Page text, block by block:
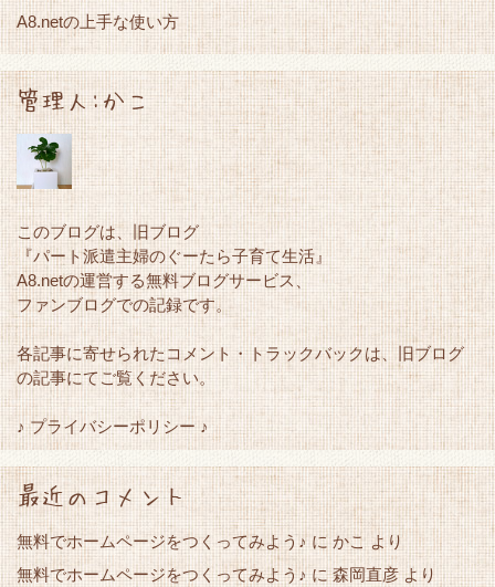
A8.netの上手な使い方
管理人:かこ
このブログは、旧ブログ
『パート派遣主婦のぐーたら子育て生活』
A8.netの運営する無料ブログサービス、
ファンブログでの記録です。
各記事に寄せられたコメント・トラックバックは、旧ブログ
の記事にてご覧ください。
♪ プライバシーポリシー ♪
最近のコメント
無料でホームページをつくってみよう♪ に かこより
無料でホームページをつくってみよう♪ に森岡直彦より